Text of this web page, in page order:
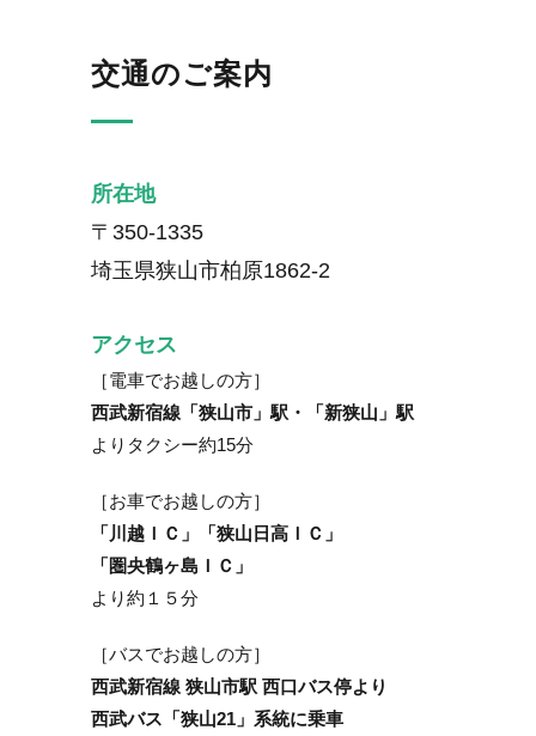
交通のご案内
所在地
〒350-1335
埼玉県狭山市柏原1862-2
アクセス
［電車でお越しの方］
西武新宿線「狭山市」駅・「新狭山」駅
よりタクシー約15分
［お車でお越しの方］
「川越ＩＣ」「狭山日高ＩＣ」
「圏央鶴ヶ島ＩＣ」
より約１５分
［バスでお越しの方］
西武新宿線 狭山市駅 西口バス停より
西武バス「狭山21」系統に乗車